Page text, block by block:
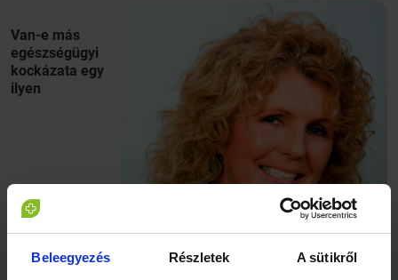
Beleegyezés Részletek A sütikről
Van-e más
egészségügyi
kockázata egy
ilyen